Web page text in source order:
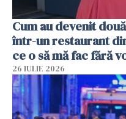
Cum au devenit
într-un restaurant
ce o să mă fac fără
26 IULIE 2026